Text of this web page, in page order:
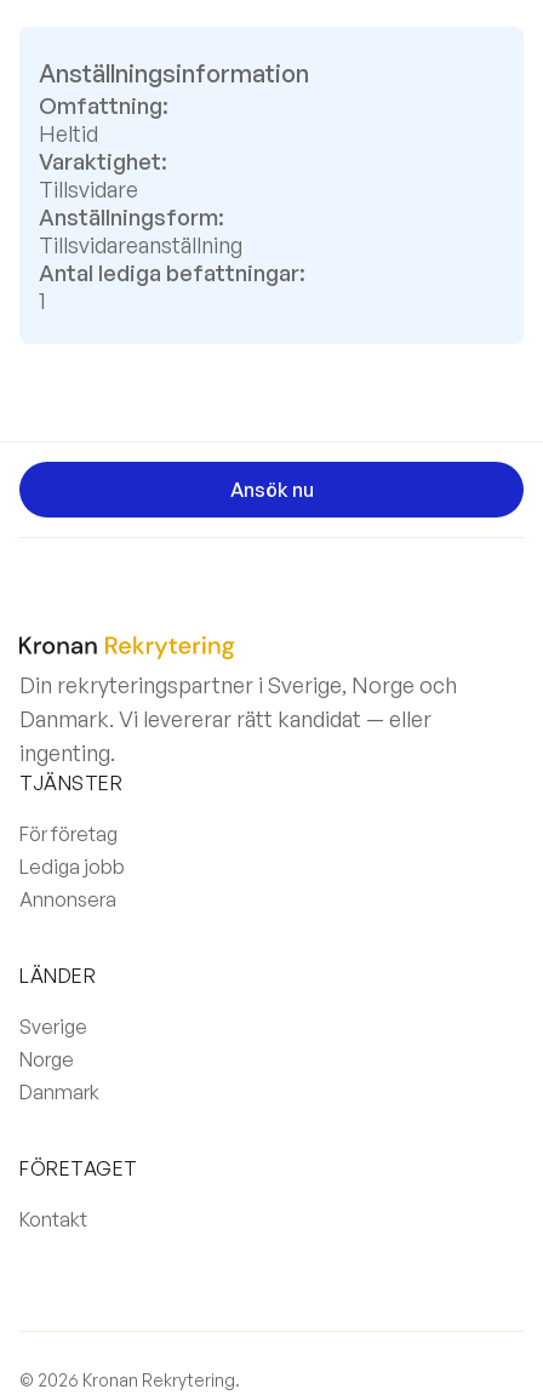
Anställningsinformation
Omfattning:
Heltid
Varaktighet:
Tillsvidare
Anställningsform:
Tillsvidareanställning
Antal lediga befattningar:
1
Ansök nu
Din rekryteringspartner i Sverige, Norge och
Danmark. Vi levererar rätt kandidat — eller
ingenting.
TJÄNSTER
För företag
Lediga jobb
Annonsera
LÄNDER
Sverige
Norge
Danmark
FÖRETAGET
Kontakt
© 2026 Kronan Rekrytering.